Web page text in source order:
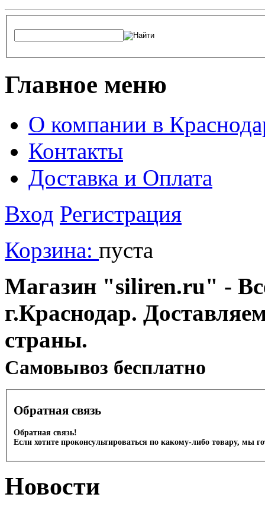
Главное меню
О компании в
Контакты
Доставка и Оплата
Вход Регистрация
Корзина: пуста
Магазин "siliren.ru" -
г.Краснодар.
страны.
Cамовывоз бесплатно
Обратная связь
Обратная связь!
Если хотите проконсультироваться по какому-либо товару, мы
Новости